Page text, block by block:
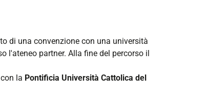
di una convenzione con una università
l'ateneo partner. Alla fine del percorso il
con la Pontificia Università Cattolica del